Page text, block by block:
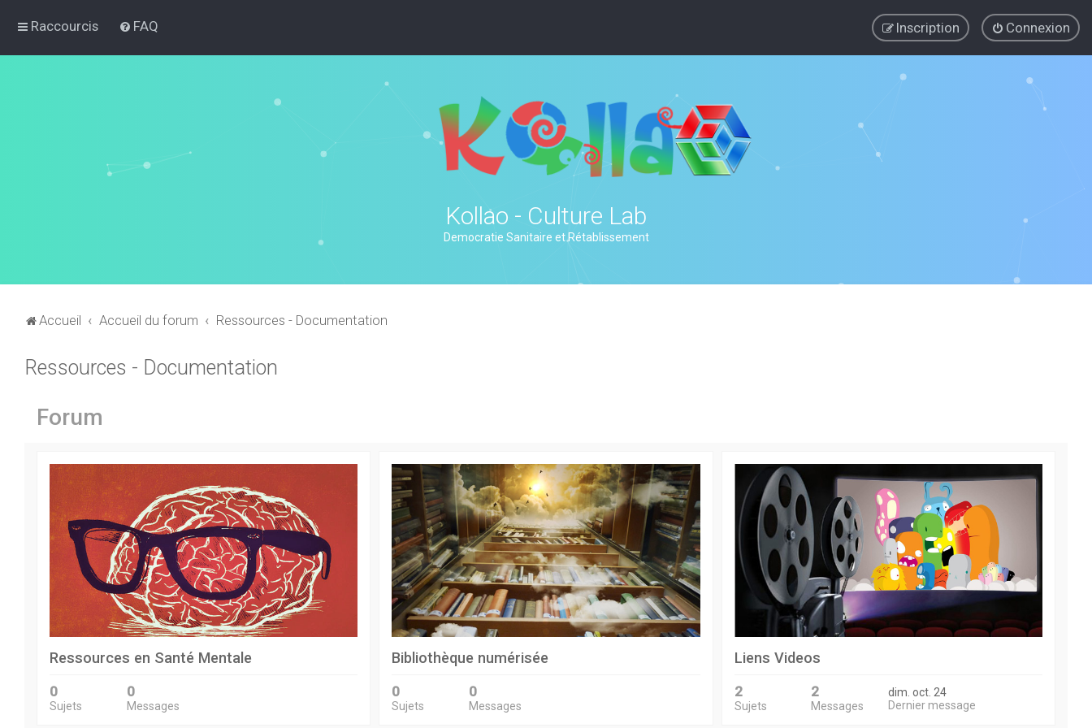
Raccourcis FAQ Connexion
Inscription
Kollao - Culture Lab
Democratie Sanitaire et Rétablissement
Accueil Accueil du forum Ressources - Documentation
Ressources - Documentation
Forum
Ressources en Santé Mentale
0
Sujets
0
Messages
Bibliothèque numérisée
0
Sujets
0
Messages
Liens Videos
2
Sujets
2
Messages
dim. oct. 24
Dernier message